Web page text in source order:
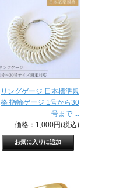
リングゲージ 日本標準規
格 指輪ゲージ 1号から30
号まで ...
価格：1,000円(税込)